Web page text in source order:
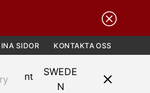
SIDOR KONTAKTA OSS
SWEDE
N